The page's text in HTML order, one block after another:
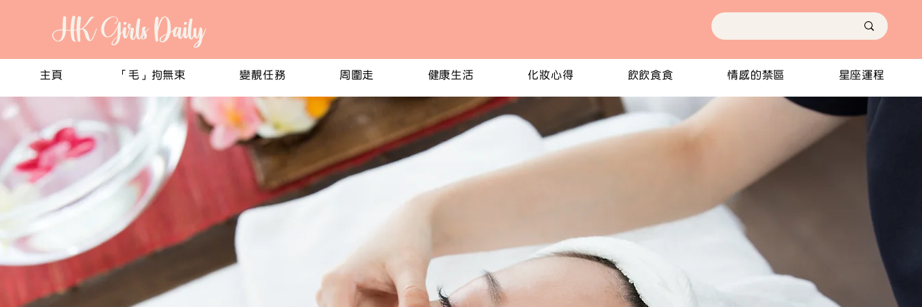
HK Girls Daily
主頁 「毛」拘無束 變靚任務 周圍走 健康生活 化妝心得 飲飲食食 情感的禁區 星座運程